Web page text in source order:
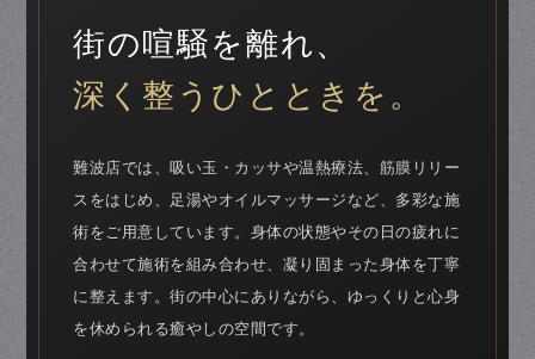
街の喧騒を離れ、
深く整うひとときを。
難波店では、吸い玉・カッサや温熱療法、筋膜リリー
スをはじめ、足湯やオイルマッサージなど、多彩な施
術をご用意しています。身体の状態やその日の疲れに
合わせて施術を組み合わせ、凝り固まった身体を丁寧
に整えます。街の中心にありながら、ゆっくりと心身
を休められる癒やしの空間です。